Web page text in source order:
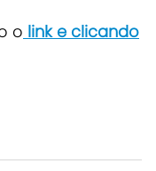
o link e clicando